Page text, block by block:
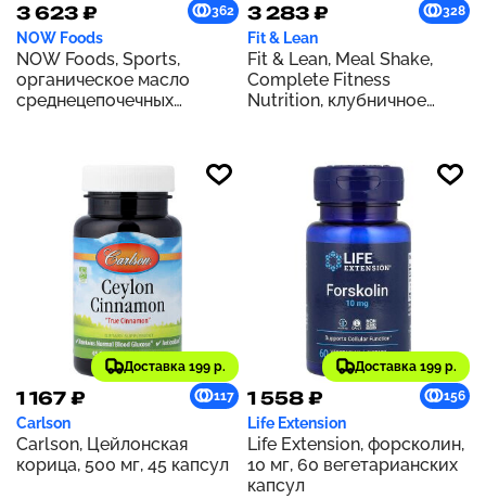
3 623 ₽ 362
NOW Foods
NOW Foods, Sports,
органическое масло
среднецепочечных
3 283 ₽ 328
Fit & Lean
Fit & Lean, Meal Shake,
Complete Fitness
Nutrition, клубничное
Доставка 199 р.
1 167 ₽ 117
Carlson
Carlson, Цейлонская
корица, 500 мг, 45 капсул
Доставка 199 р.
1 558 ₽ 156
Life Extension
Life Extension, форсколин,
10 мг, 60 вегетарианских
капсул